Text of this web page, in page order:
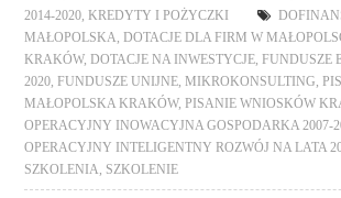
2014-2020 ,KREDYTY I POŻYCZKI
MAŁOPOLSKA ,DOTACJE DLA FIRM W
KRAKÓW,DOTACJE NA INWESTYCJE ,FUNDUSZE
2020 ,FUNDUSZE UNIJNE ,MIKROKONSULTING ,
MAŁOPOLSKA KRAKÓW,PISANIE WNIOSKÓW
OPERACYJNY INOWACYJNA GOSPODARKA 2007-
OPERACYJNY INTELIGENTNY ROZWÓJ NA LATA
SZKOLENIA
SZKOLENIE